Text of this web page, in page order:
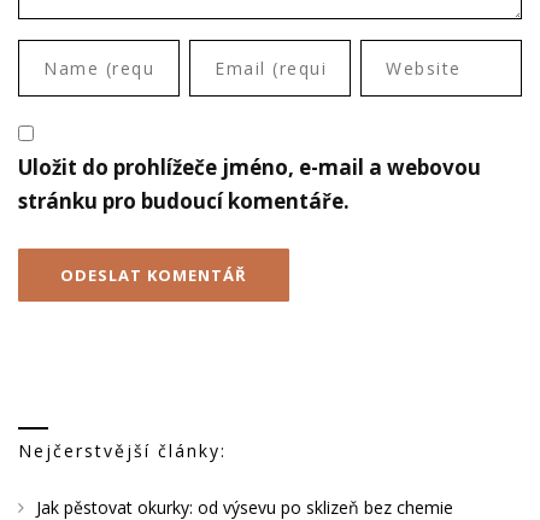
Uložit do prohlížeče jméno, e-mail a webovou
stránku pro budoucí komentáře.
Nejčerstvější články:
Jak pěstovat okurky: od výsevu po sklizeň bez chemie